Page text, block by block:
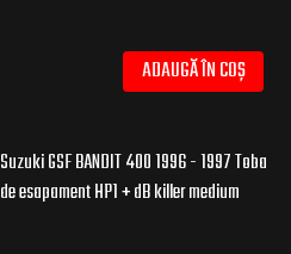
ADAUGĂ ÎN COȘ
Suzuki GSF BANDIT 400 1996 - 1997 Toba
de esapament HP1 + dB killer medium